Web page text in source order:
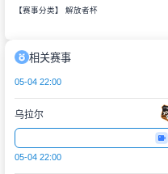
【赛事分类】 解放者杯
相关赛事
05-04 22:00
乌拉尔
05-04 22:00